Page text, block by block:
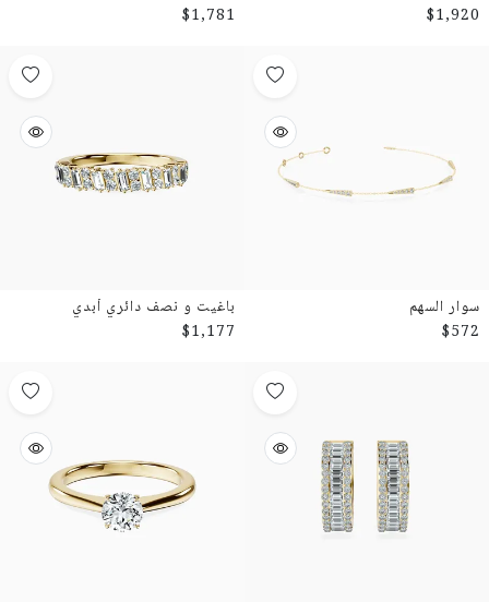
$1,920
$1,781
سوار السهم
$572
باغيت و نصف دائري أبدي
$1,177